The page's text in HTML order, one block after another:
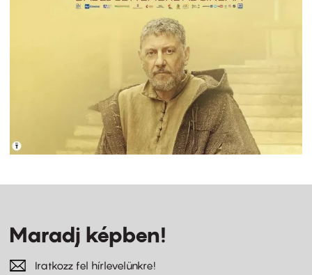
Maradj képben!
Iratkozz fel hírlevelünkre!